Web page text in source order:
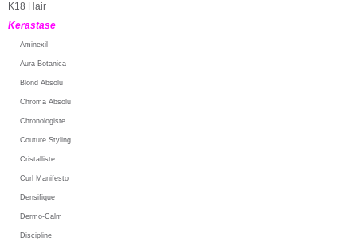
K18 Hair
Kerastase
Aminexil
Aura Botanica
Blond Absolu
Chroma Absolu
Chronologiste
Couture Styling
Cristalliste
Curl Manifesto
Densifique
Dermo-Calm
Discipline